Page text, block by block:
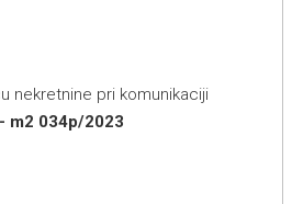
nekretnine pri komunikaciji
m2 034p/2023